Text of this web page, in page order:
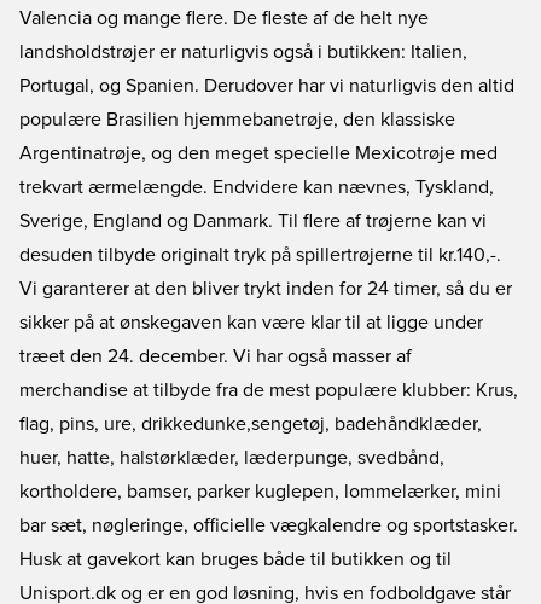
Valencia og mange flere. De fleste af de helt nye
landsholdstrøjer er naturligvis også i butikken: Italien,
Portugal, og Spanien. Derudover har vi naturligvis den altid
populære Brasilien hjemmebanetrøje, den klassiske
Argentinatrøje, og den meget specielle Mexicotrøje med
trekvart ærmelængde. Endvidere kan nævnes, Tyskland,
Sverige, England og Danmark. Til flere af trøjerne kan vi
desuden tilbyde originalt tryk på spillertrøjerne til kr.140,-.
Vi garanterer at den bliver trykt inden for 24 timer, så du er
sikker på at ønskegaven kan være klar til at ligge under
træet den 24. december. Vi har også masser af
merchandise at tilbyde fra de mest populære klubber: Krus,
flag, pins, ure, drikkedunke,sengetøj, badehåndklæder,
huer, hatte, halstørklæder, læderpunge, svedbånd,
kortholdere, bamser, parker kuglepen, lommelærker, mini
bar sæt, nøgleringe, officielle vægkalendre og sportstasker.
Husk at gavekort kan bruges både til butikken og til
Unisport.dk og er en god løsning, hvis en fodboldgave står